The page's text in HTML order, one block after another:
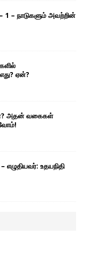
1 – நாடுகளும் அவற்றின்
ஏன்?
அதன் வகைகள்
உதயநிதி